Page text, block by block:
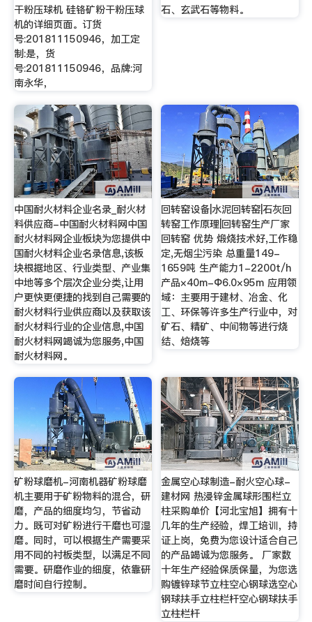
干粉压球机 硅铬矿粉干粉压球
机的详细页面。订货
号:201811150946，加工定
制:是，货
号:201811150946，品牌:河
南永华，
石、玄武石等物料。
中国耐火材料企业名录_耐火材
料供应商-中国耐火材料网中国
耐火材料网企业板块为您提供中
国耐火材料企业名录信息,该板
块根据地区、行业类型、产业集
中地等多个层次企业分类,让用
户更快更便捷的找到自己需要的
耐火材料行业供应商以及获取该
耐火材料行业的企业信息,中国
耐火材料网竭诚为您服务,中国
耐火材料网。
回转窑设备|水泥回转窑|石灰回
转窑工作原理|回转窑生产厂家
回转窑 优势 煅烧技术好,工作稳
定,无烟尘污染 总重量149-
1659吨 生产能力1-2200t/h
产品×40m-Φ6.0×95m 应用领
域：主要用于建材、冶金、化
工、环保等许多生产行业中，对
矿石、精矿、中间物等进行烧
结、焙烧等
矿粉球磨机-河南机器矿粉球磨
机主要用于矿粉物料的混合，研
磨，产品的细度均匀，节省动
力。既可对矿粉进行干磨也可湿
磨。同时，可以根据生产需要采
用不同的衬板类型，以满足不同
需要。研磨作业的细度，依靠研
磨时间自行控制。
金属空心球制造-耐火空心球-
建材网 热浸锌金属球形围栏立
柱采购单价【河北宝旭】拥有十
几年的生产经验，焊工培训，持
证上岗，免费为您设计适合自己
的产品竭诚为您服务。 厂家数
十年生产经验保质保量，为您选
购镀锌球节立柱空心钢球选空心
钢球扶手立柱栏杆空心钢球扶手
立柱栏杆